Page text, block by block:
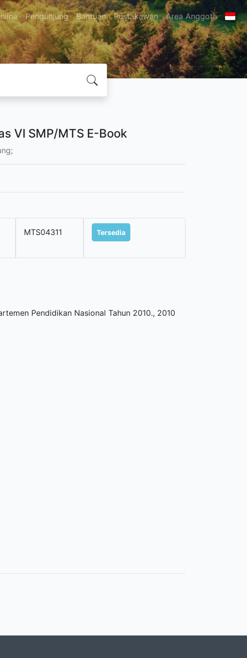
Pengunjung Bantuan Pustakawan Area Anggota
VI SMP/MTS E-Book
MTS04311 Tersedia
Pendidikan Nasional Tahun 2010., 2010